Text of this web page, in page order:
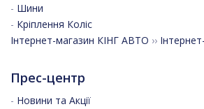
- Шини
- Кріплення Коліс
Інтернет-магазин КІНГ АВТО ››
Прес-центр
- Новини та Акції